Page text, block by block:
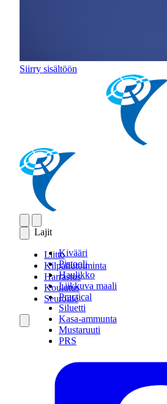
Siirry sisältöön
Lajit
Kivääri
Pistooli
Haulikko
Liikkuva maali
Practical
Siluetti
Kasa-ammunta
Mustaruuti
PRS
Liitto
Kilpailutoiminta
Harrastus
Koulutus
Seuroille